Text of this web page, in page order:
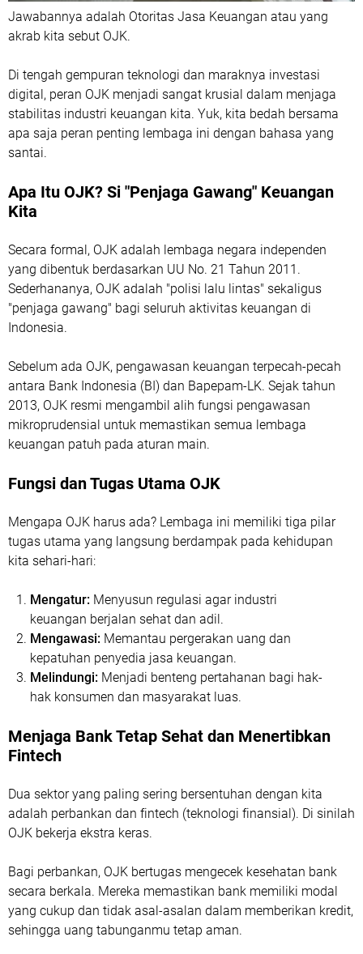
Jawabannya adalah Otoritas Jasa Keuangan atau yang
akrab kita sebut OJK.
Di tengah gempuran teknologi dan maraknya investasi
digital, peran OJK menjadi sangat krusial dalam menjaga
stabilitas industri keuangan kita. Yuk, kita bedah bersama
apa saja peran penting lembaga ini dengan bahasa yang
santai.
Apa Itu OJK? Si "Penjaga Gawang" Keuangan
Kita
Secara formal, OJK adalah lembaga negara independen
yang dibentuk berdasarkan UU No. 21 Tahun 2011.
Sederhananya, OJK adalah "polisi lalu lintas" sekaligus
"penjaga gawang" bagi seluruh aktivitas keuangan di
Indonesia.
Sebelum ada OJK, pengawasan keuangan terpecah-pecah
antara Bank Indonesia (BI) dan Bapepam-LK. Sejak tahun
2013, OJK resmi mengambil alih fungsi pengawasan
mikroprudensial untuk memastikan semua lembaga
keuangan patuh pada aturan main.
Fungsi dan Tugas Utama OJK
Mengapa OJK harus ada? Lembaga ini memiliki tiga pilar
tugas utama yang langsung berdampak pada kehidupan
kita sehari-hari:
Mengatur: Menyusun regulasi agar industri
keuangan berjalan sehat dan adil.
Mengawasi: Memantau pergerakan uang dan
kepatuhan penyedia jasa keuangan.
Melindungi: Menjadi benteng pertahanan bagi hak-
hak konsumen dan masyarakat luas.
Menjaga Bank Tetap Sehat dan Menertibkan
Fintech
Dua sektor yang paling sering bersentuhan dengan kita
adalah perbankan dan fintech (teknologi finansial). Di sinilah
OJK bekerja ekstra keras.
Bagi perbankan, OJK bertugas mengecek kesehatan bank
secara berkala. Mereka memastikan bank memiliki modal
yang cukup dan tidak asal-asalan dalam memberikan kredit,
sehingga uang tabunganmu tetap aman.